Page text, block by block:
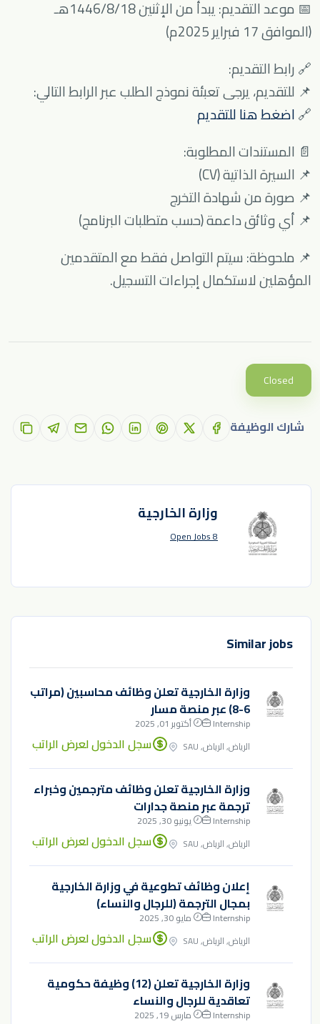
📅 موعد التقديم: يبدأ من الإثنين 1446/8/18هـ
(الموافق 17 فبراير 2025م)
🔗 رابط التقديم:
📌 للتقديم، يرجى تعبئة نموذج الطلب عبر الرابط التالي:
🔗اضغط هنا للتقديم
📄 المستندات المطلوبة:
📌 السيرة الذاتية (CV)
📌 صورة من شهادة التخرج
📌 أي وثائق داعمة (حسب متطلبات البرنامج)
📌 ملحوظة: سيتم التواصل فقط مع المتقدمين
المؤهلين لاستكمال إجراءات التسجيل.
Closed
شارك الوظيفة
وزارة الخارجية
8 Open Jobs
Similar jobs
وزارة الخارجية تعلن وظائف محاسبين (مراتب
6-8) عبر منصة مسار
Internship
أكتوبر 01, 2025
الرياض, الرياض, SAU
سجل الدخول لعرض الراتب
وزارة الخارجية تعلن وظائف مترجمين وخبراء
ترجمة عبر منصة جدارات
Internship
يونيو 30, 2025
الرياض, الرياض, SAU
سجل الدخول لعرض الراتب
إعلان وظائف تطوعية في وزارة الخارجية
بمجال الترجمة (للرجال والنساء)
Internship
مايو 30, 2025
الرياض, الرياض, SAU
سجل الدخول لعرض الراتب
وزارة الخارجية تعلن (12) وظيفة حكومية
تعاقدية للرجال والنساء
Internship
مارس 19, 2025